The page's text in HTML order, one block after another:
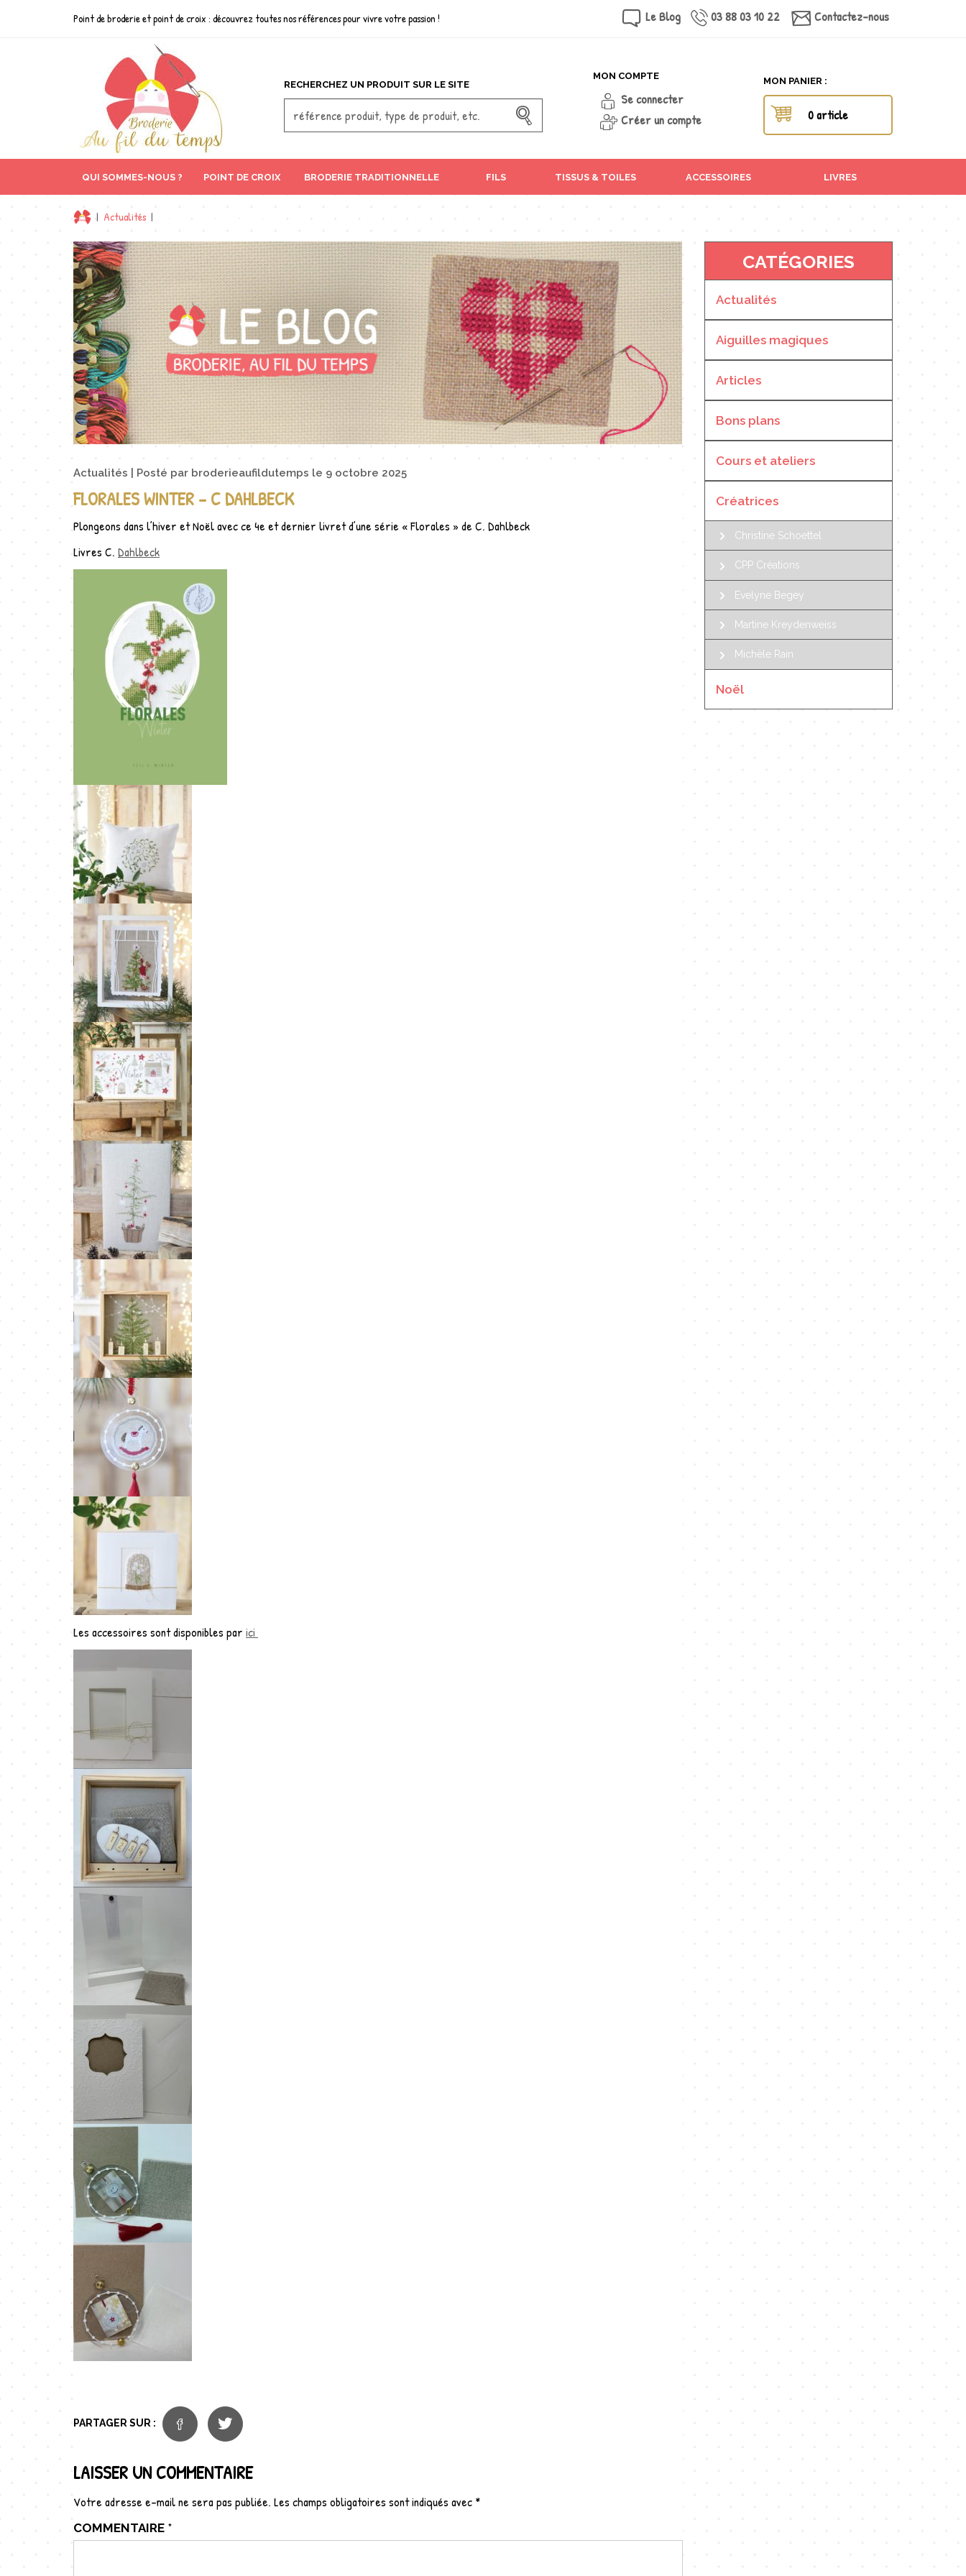
Point de broderie et point de croix : découvrez toutes nos références pour vivre votre passion ! Le Blog 03 88 03 10 22 Contactez-nous
RECHERCHEZ UN PRODUIT SUR LE SITE
MON COMPTE
Se connecter
Créer un compte
MON PANIER :
0 article
QUI SOMMES-NOUS ? POINT DE CROIX BRODERIE TRADITIONNELLE FILS TISSUS & TOILES ACCESSOIRES LIVRES
| Actualités |
Actualités Posté par broderieaufildutemps le 9 octobre 2025
FLORALES WINTER – C DAHLBECK
Plongeons dans l’hiver et Noël avec ce 4e et dernier livret d’une série « Florales » de C. Dahlbeck
Livres C. Dahlbeck
Les accessoires sont disponibles par ici
PARTAGER SUR :
LAISSER UN COMMENTAIRE
Votre adresse e-mail ne sera pas publiée. Les champs obligatoires sont indiqués avec *
COMMENTAIRE *
CATÉGORIES
Actualités
Aiguilles magiques
Articles
Bons plans
Cours et ateliers
Créatrices
Christine Schoettel
CPP Créations
Evelyne Begey
Martine Kreydenweiss
Michèle Rain
Noël